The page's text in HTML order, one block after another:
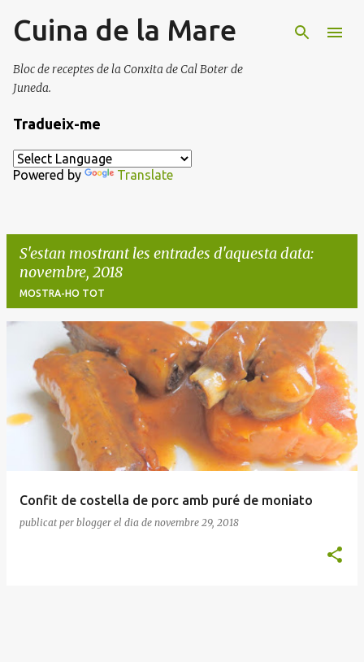
Salta al contingut principal
Cuina de la Mare
Bloc de receptes de la Conxita de Cal Boter de
Juneda.
Tradueix-me
Powered by Translate
S'estan mostrant les entrades d'aquesta data:
novembre, 2018
MOSTRA-HO TOT
r
Confit de costella de porc amb puré de moniato
publicat per blogger el dia de novembre 29, 2018